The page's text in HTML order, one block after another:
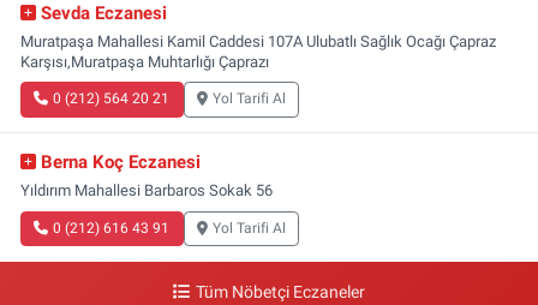
Sevda Eczanesi
Muratpaşa Mahallesi Kamil Caddesi 107A Ulubatlı Sağlık Ocağı Çapraz
Karşısı,Muratpaşa Muhtarlığı Çaprazı
0 (212) 564 20 21 Yol Tarifi Al
Berna Koç Eczanesi
Yıldırım Mahallesi Barbaros Sokak 56
0 (212) 616 43 91 Yol Tarifi Al
Tüm Nöbetçi Eczaneler